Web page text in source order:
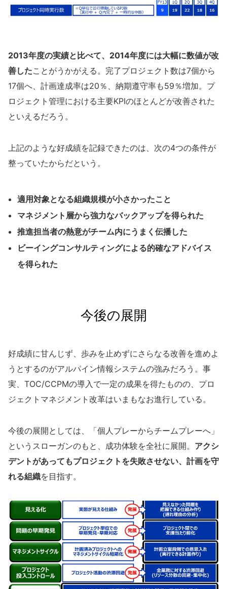
2013年度の実績と比べて、2014年度には大幅に数値が改
善したことがうかがえる。完了プロジェクト数は7個から
17個へ、計画達成率は20％、納期遵守率も59％増加。プ
ロジェクト管理における主要KPIのほとんどが改善された
といえるだろう。
上記のような好成績を記録できたのは、次の4つの条件が
整っていたからだという。
適用対象となる組織規模が小さかったこと
マネジメント層から強力なバックアップを得られた
推進担当者の熱意がチーム内にうまく伝播した
ビーイングコンサルティングによる的確なアドバイス
を得られた
今後の展開
好成績に甘んじず、歩みを止めずにさらなる改善を進めよ
うとするのがアルパイン情報システムの強みだろう。事
実、TOC/CCPMの導入で一定の成果を得たものの、プロ
ジェクトマネジメント改革はいまもなお進行している。
今後の展開としては、「個人プレーからチームプレーへ」
というスローガンのもと、成功体験を全社に展開。 アクシ
デントがあってもプロジェクトを失敗させない、計画を守
れる組織を目指す。